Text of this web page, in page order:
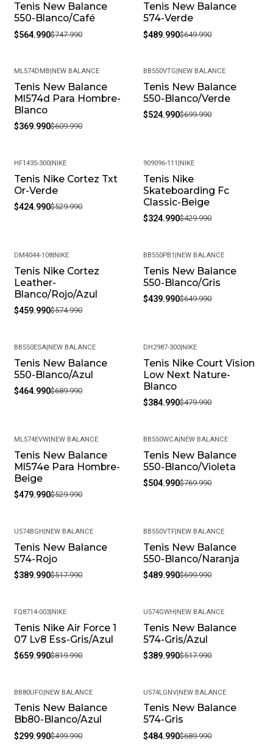
producto esté en perfectas condiciones y con su empaque
devoluciones flexible. Queremos que tu experiencia de
compra sea completamente satisfactoria.
-24%
Tenis New Balance
550-Blanco/Café
$564.990$747.990
-25%
Tenis New Balance
574-Verde
$489.990$649.990
-39%
ML574DMB NEW BALANCE
Tenis New Balance
Ml574d Para Hombre-
Blanco
$369.990$609.990
-25%
BB550VTG NEW BALANCE
Tenis New Balance
550-Blanco/Verde
$524.990$699.990
-20%
HF1435-300| NIKE
Tenis Nike Cortez Txt
Or-Verde
$424.990$529.990
-24%
909096-111 NIKE
Tenis Nike
Skateboarding Fc
Classic-Beige
$324.990$429.990
-20%
DM4044-108| NIKE
Tenis Nike Cortez
Leather-
Blanco/Rojo/Azul
$459.990$574.990
-32%
BB550PB1 NEW BALANCE
Tenis New Balance
550-Blanco/Gris
$439.990$649.990
-33%
BB550ESA| NEW BALANCE
Tenis New Balance
550-Blanco/Azul
$464.990$689.990
-20%
DH2987-300 NIKE
Tenis Nike Court Vision
Low Next Nature-
Blanco
$384.990$479.990
-9%
ML574EVW| NEW BALANCE
Tenis New Balance
Ml574e Para Hombre-
Beige
$479.990$529.990
-34%
BB550WCA NEW BALANCE
Tenis New Balance
550-Blanco/Violeta
$504.990$769.990
-25%
U574BGH|NEW BALANCE
Tenis New Balance
574-Rojo
$389.990$517.990
-30%
BB550VTF|NEW BALANCE
Tenis New Balance
550-Blanco/Naranja
$489.990$699.990
-20%
FQ8714-003|NIKE
Tenis Nike Air Force 1
07 Lv8 Ess-Gris/Azul
$659.990$819.990
-25%
U574GWH|NEW BALANCE
Tenis New Balance
574-Gris/Azul
$389.990$517.990
-40%
BB80UFO|NEW BALANCE
Tenis New Balance
Bb80-Blanco/Azul
$299.990$499.990
-30%
U574LGNV|NEW BALANCE
Tenis New Balance
574-Gris
$484.990$689.990